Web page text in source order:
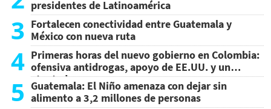
presidentes de Latinoamérica
3 Fortalecen conectividad entre Guatemala y
México con nueva ruta
4 Primeras horas del nuevo gobierno en Colombia:
ofensiva antidrogas, apoyo de EE.UU. y un
atentado
5 Guatemala: El Niño amenaza con dejar sin
alimento a 3,2 millones de personas